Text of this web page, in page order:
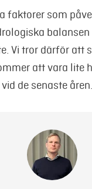
faktorer som
Vi tror därför att
att vara lite
de senaste åren.